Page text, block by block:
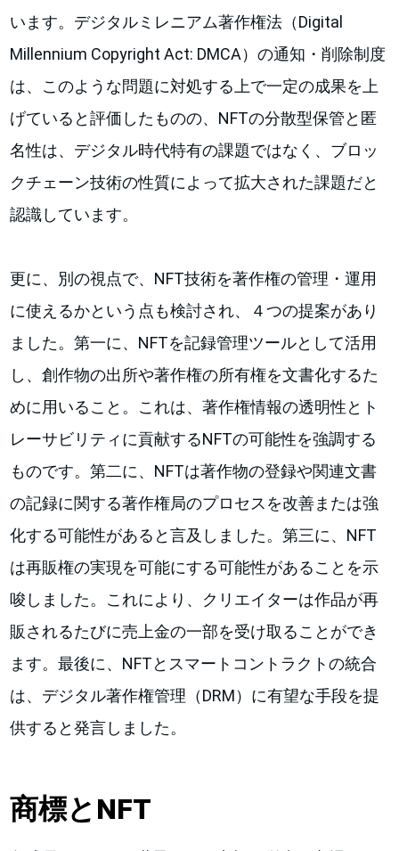
います。デジタルミレニアム著作権法（Digital
Millennium Copyright Act: DMCA）の通知・削除制度
は、このような問題に対処する上で一定の成果を上
げていると評価したものの、NFTの分散型保管と匿
名性は、デジタル時代特有の課題ではなく、ブロッ
クチェーン技術の性質によって拡大された課題だと
認識しています。
更に、別の視点で、NFT技術を著作権の管理・運用
に使えるかという点も検討され、４つの提案があり
ました。第一に、NFTを記録管理ツールとして活用
し、創作物の出所や著作権の所有権を文書化するた
めに用いること。これは、著作権情報の透明性とト
レーサビリティに貢献するNFTの可能性を強調する
ものです。第二に、NFTは著作物の登録や関連文書
の記録に関する著作権局のプロセスを改善または強
化する可能性があると言及しました。第三に、NFT
は再販権の実現を可能にする可能性があることを示
唆しました。これにより、クリエイターは作品が再
販されるたびに売上金の一部を受け取ることができ
ます。最後に、NFTとスマートコントラクトの統合
は、デジタル著作権管理（DRM）に有望な手段を提
供すると発言しました。
商標とNFT